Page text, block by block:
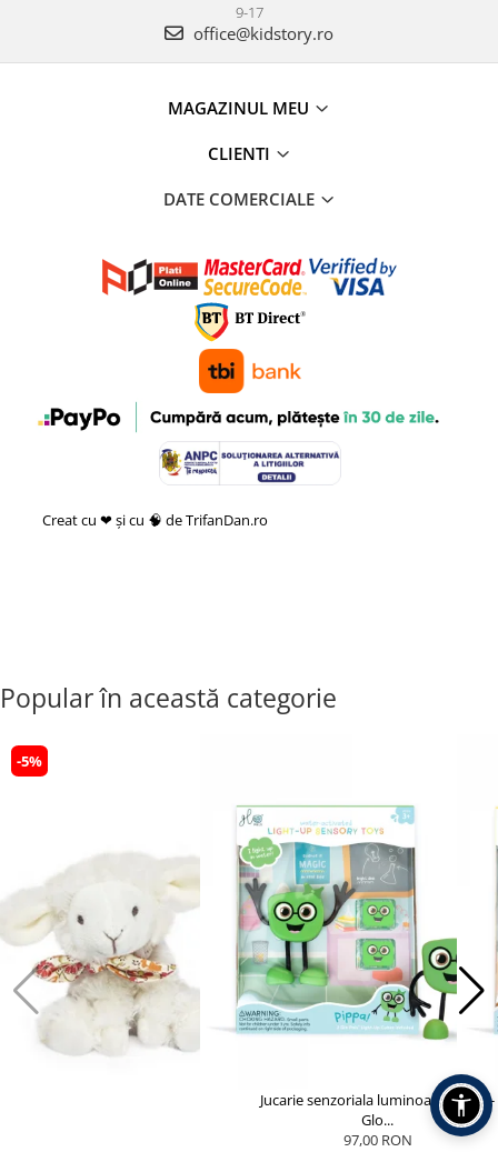
9-17
office@kidstory.ro
MAGAZINUL MEU
CLIENTI
DATE COMERCIALE
Creat cu ❤ și cu 🧠 de TrifanDan.ro
Popular în această categorie
-5%
Jucarie senzoriala luminoasa Pippa -
Glo...
97,00 RON